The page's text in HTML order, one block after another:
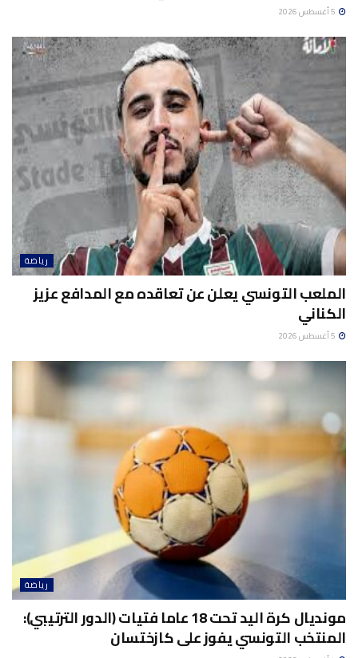
رياضة
الملعب التونسي يعلن عن تعاقده مع المدافع عزيز
الكناني
رياضة
مونديال كرة اليد تحت 18 عاما فتيات (الدور الترتيبي):
المنتخب التونسي يفوز على كازختسان